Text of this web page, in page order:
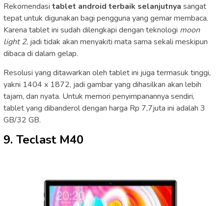
Rekomendasi tablet android terbaik selanjutnya sangat
tepat untuk digunakan bagi pengguna yang gemar membaca.
Karena tablet ini sudah dilengkapi dengan teknologi moon
light 2, jadi tidak akan menyakiti mata sama sekali meskipun
dibaca di dalam gelap.
Resolusi yang ditawarkan oleh tablet ini juga termasuk tinggi,
yakni 1404 x 1872, jadi gambar yang dihasilkan akan lebih
tajam, dan nyata. Untuk memori penyimpanannya sendiri,
tablet yang dibanderol dengan harga Rp 7,7juta ini adalah 3
GB/32 GB.
9. Teclast M40